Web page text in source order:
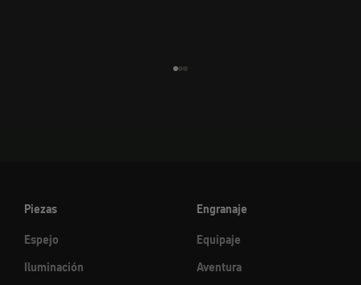
Ir al elemento 1
Ir al elemento 2
Ir al elemento 3
Piezas
Espejo
Iluminación
Engranaje
Equipaje
Aventura